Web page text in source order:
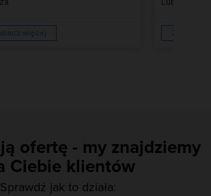
więcej Zobacz
ofertę - my znajdziemy
Ciebie klientów
Sprawdź jak to działa: